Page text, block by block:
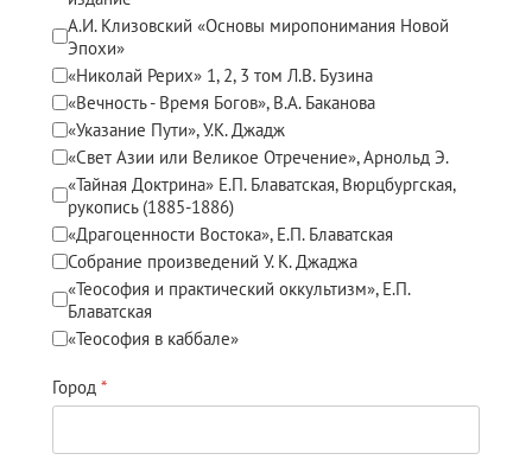
Книги
Семинары
Плейлист "Международный научно-исследовательский
Плейлист "«Тайная Доктрина» Класс онлайн изучения"
Плейлист "Выпуски рубрики «ТЕОСОФСКИЙ КВИЗИ»"
ПОДДЕРЖАТЬ ФОНД
Пожертвовать денежные средства
Стать волонтером
А.И. Клизовский «Основы миропонимания Новой
Эпохи»
«Николай Рерих» 1, 2, 3 том Л.В. Бузина
«Вечность - Время Богов», В.А. Баканова
«Указание Пути», У.К. Джадж
«Свет Азии или Великое Отречение», Арнольд Э.
«Тайная Доктрина» Е.П. Блаватская, Вюрцбургская,
рукопись (1885-1886)
«Драгоценности Востока», Е.П. Блаватская
Собрание произведений У. К. Джаджа
«Теософия и практический оккультизм», Е.П.
Блаватская
«Теософия в каббале»
Город *